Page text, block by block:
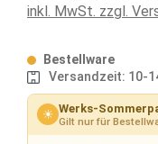
inkl. MwSt. zzgl.
Bestellware
Versandzeit: 10-
☀ Werks-
Gilt nur für